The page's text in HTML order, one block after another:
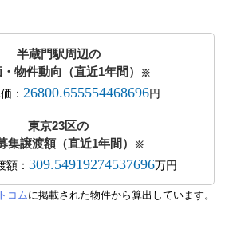
半蔵門駅周辺の
物件動向（直近1年間）
※
： 26800.655554468696円
東京23区の
集譲渡額（直近1年間）
※
額： 309.54919274537696万円
コムに掲載された物件から算出しています。